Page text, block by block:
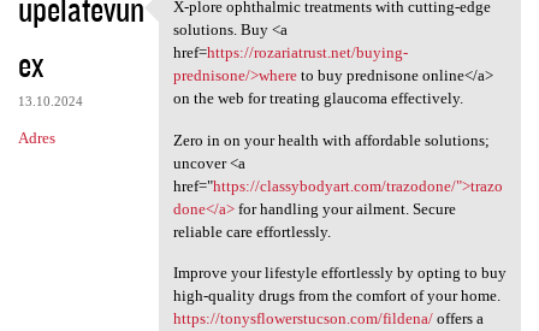
ex
13.10.2024
Adres
X-plore ophthalmic treatments
X-plore ophthalmic treatments with cutting-edge
solutions. Buy <a
href=https://rozariatrust.net/buying-
prednisone/>whereto buy prednisone online</a>
on the web for treating glaucoma effectively.
Zero in on your health with affordable solutions;
uncover <a
href="https://classybodyart.com/trazodone/">trazo
done</a>for handling your ailment. Secure
reliable care effortlessly.
Improve your lifestyle effortlessly by opting to buy
high-quality drugs from the comfort of your home.
https://tonysflowerstucson.com/fildena/offers a